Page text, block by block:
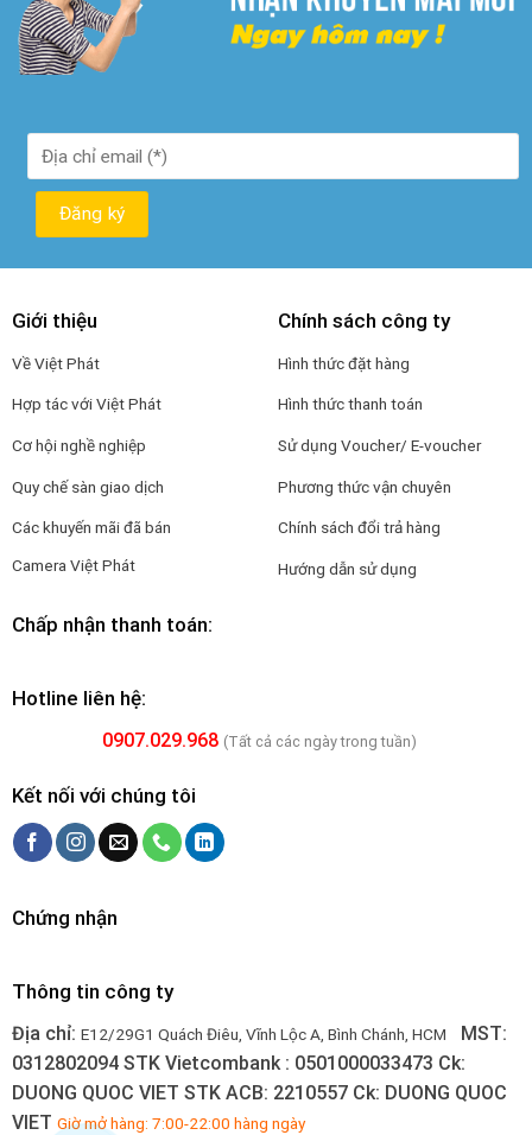
Giới thiệu
Về Việt Phát
Hợp tác với Việt Phát
Cơ hội nghề nghiệp
Quy chế sàn giao dịch
Các khuyến mãi đã bán
Camera Việt Phát
Chính sách công ty
Hình thức đặt hàng
Hình thức thanh toán
Sử dụng Voucher/ E-voucher
Phương thức vận chuyên
Chính sách đổi trả hàng
Hướng dẫn sử dụng
Chấp nhận thanh toán:
Hotline liên hệ:
0907.029.968 (Tất cả các ngày trong tuần)
Kết nối với chúng tôi
Chứng nhận
Thông tin công ty
Địa chỉ: E12/29G1 Quách Điêu, Vĩnh Lộc A, Bình Chánh, HCM
MST:
0312802094 STK Vietcombank : 0501000033473 Ck:
DUONG QUOC VIET STK ACB: 2210557 Ck: DUONG QUOC
VIET Giờ mở hàng: 7:00-22:00 hàng ngày